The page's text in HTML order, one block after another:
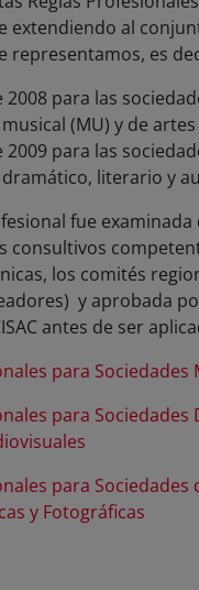
extendiendo al
representamos, es
2008 para las
(MU) y de artes
2009 para las
literario y
fue
consultivos
los comités
y aprobada
antes de ser
para Sociedades
para Sociedades
para Sociedades
y Fotográficas